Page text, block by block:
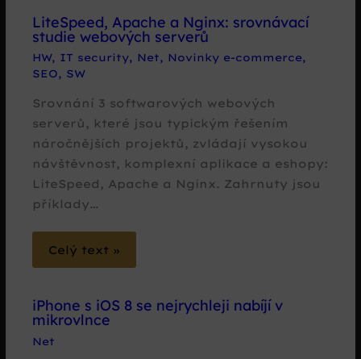
LiteSpeed, Apache a Nginx: srovnávací
studie webových serverů
HW, IT security, Net, Novinky e-commerce,
SEO, SW
Srovnání 3 softwarových webových
serverů, které jsou typickým řešením
náročnějších projektů, zvládají vysokou
návštěvnost, komplexní aplikace a eshopy:
LiteSpeed, Apache a Nginx. Zahrnuty jsou
příklady…
Celý text »
iPhone s iOS 8 se nejrychleji nabíjí v
mikrovlnce
Net